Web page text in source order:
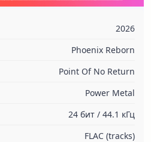
2026
Phoenix Reborn
Point Of No Return
Power Metal
24 бит / 44.1 кГц
FLAC (tracks)